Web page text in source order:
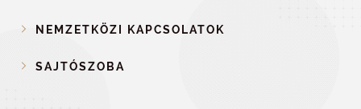
NEMZETKÖZI KAPCSOLATOK
SAJTÓSZOBA